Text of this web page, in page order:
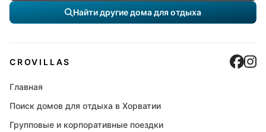
Найти другие дома для отдыха
CROVILLAS
Главная
Поиск домов для отдыха в Хорватии
Групповые и корпоративные поездки